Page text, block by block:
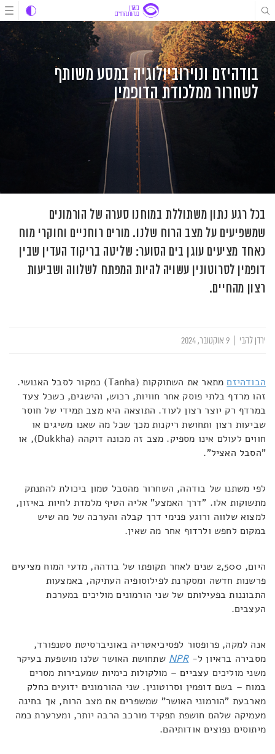
דלג
לתוכן
דלג
לתוכן
דלג
לניווט
בודהיזם ונוירוביולוגיה במסע משותף
לשחרור ממלכודת הדופמין
בכל רגע נתון משתוללת במוחנו סערה של הורמונים
שמשפיעים על מצב הרוח שלנו. מורים רוחניים וחוקרי מוח
כאחד מציעים עוגן בים הסוער: שליטה בריקוד העדין שבין
דופמין לסרוטונין עשויה להיות המפתח לשלווה ושביעות
רצון מהחיים.
ירדן להבי
הבודהיזם
מתאר את השתוקקות (Tanha) כמקור לסבל האנושי.
זהו מרדף בלתי פוסק אחר חוויות, רכוש, והישגים, כשכל צעד
במרדף רק יוצר רצון לעוד. התוצאה היא מצב תמידי של חוסר
שביעות רצון ותחושת ריקנות מכך שכל מה שאנו משיגים או
חווים לעולם אינו מספיק. מצב זה מכונה דוקהה (Dukkha), או
"הסבל האציל".
לפי משתנו של בודהה, השחרור מהסבל טמון ביכולת להתנתק
מתשוקות אלו. "דרך האמצע" אליה הטיף מלמדת לחיות באיזון,
למצוא שלווה ורוגע פנימי דרך קבלה והערכה של מה שיש
במקום לחפש ולרדוף אחר מה שאין.
היום, 2,500 שנים לאחר תקופתו של בודהה, מדעי המוח מציעים
פרשנות חדשה ומסקרנת לפילוסופיה העתיקה, באמצעות
התבוננות בפעילותם של שני הורמונים מוליכים במערכת
העצבים.
אנה למקה, פרופסור לפסיכיאטריה באוניברסיטת סטנפורד,
מסבירה בראיון ל-NPR שתחושת האושר שלנו מושפעת בעיקר
משני מוליכים עצביים – מולקולות כימיות שמעבירות מסרים
במוח – בשם דופמין וסרוטונין. שני ההורמונים ידועים כחלק
מארבעת "הורמוני האושר" שמשפרים את מצב הרוח, אך בחינה
מעמיקה שלהם חושפת תפקיד מורכב הרבה יותר, ומערערת כמה
מיתוסים נפוצים אודותיהם.